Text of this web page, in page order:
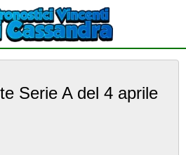
Serie A del 4 aprile